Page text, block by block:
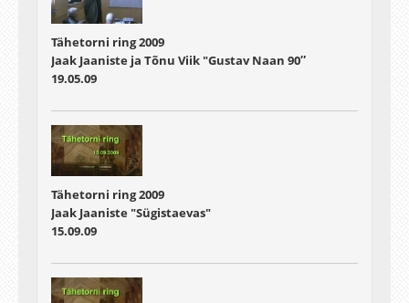
Tähetorni ring 2009
Jaak Jaaniste ja Tõnu Viik "Gustav Naan 90″
19.05.09
Tähetorni ring 2009
Jaak Jaaniste "Sügistaevas"
15.09.09